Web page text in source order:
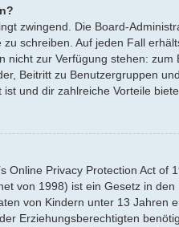
zwingend. Die Board-
schreiben. Auf jeden Fall
nicht zur Verfügung stehen: zum
Beitritt zu Benutzergruppen
und dir zahlreiche Vorteile
Online Privacy Protection Act of
von 1998) ist ein Gesetz in
von Kindern unter 13 Jahren
Erziehungsberechtigten